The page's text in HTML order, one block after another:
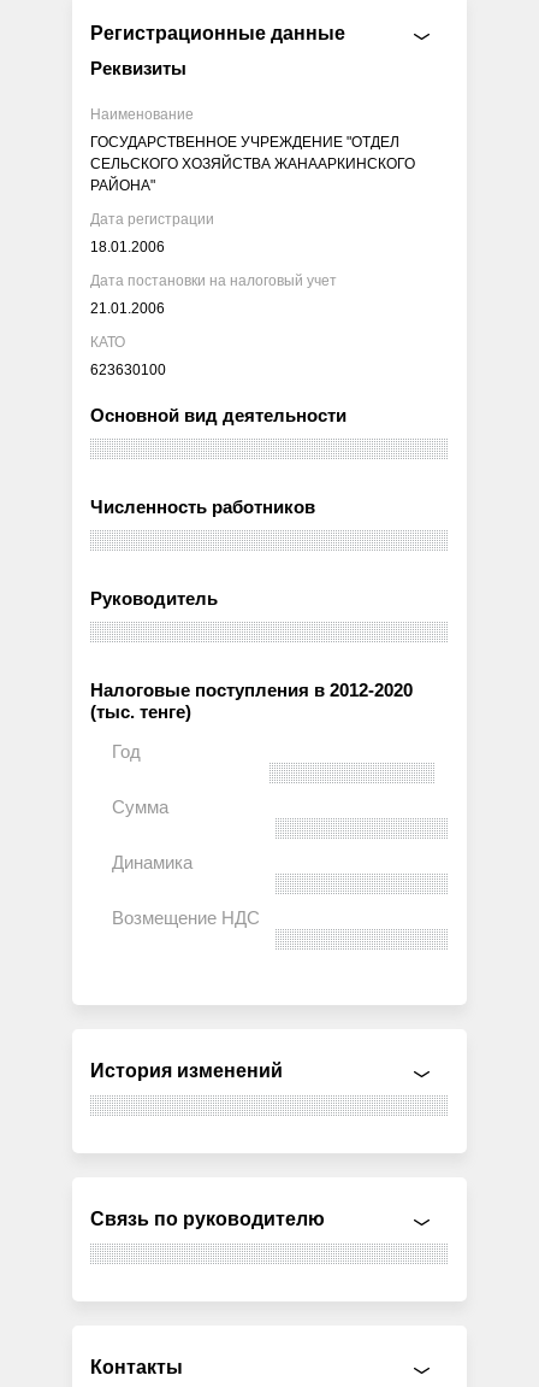
Регистрационные данные
Реквизиты
Наименование
ГОСУДАРСТВЕННОЕ УЧРЕЖДЕНИЕ "ОТДЕЛ
СЕЛЬСКОГО ХОЗЯЙСТВА ЖАНААРКИНСКОГО
РАЙОНА"
Дата регистрации
18.01.2006
Дата постановки на налоговый учет
21.01.2006
КАТО
623630100
Основной вид деятельности
Численность работников
Руководитель
Налоговые поступления в 2012-2020
(тыс. тенге)
История изменений
Связь по руководителю
Контакты